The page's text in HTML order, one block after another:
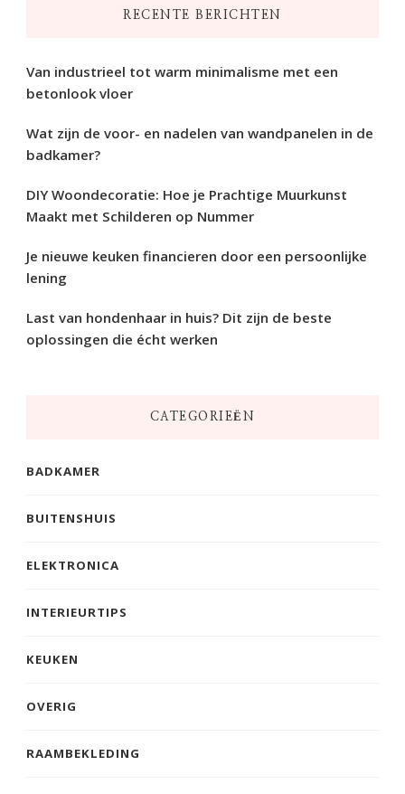
RECENTE BERICHTEN
Van industrieel tot warm minimalisme met een
betonlook vloer
Wat zijn de voor- en nadelen van wandpanelen in de
badkamer?
DIY Woondecoratie: Hoe je Prachtige Muurkunst
Maakt met Schilderen op Nummer
Je nieuwe keuken financieren door een persoonlijke
lening
Last van hondenhaar in huis? Dit zijn de beste
oplossingen die écht werken
CATEGORIEËN
BADKAMER
BUITENSHUIS
ELEKTRONICA
INTERIEURTIPS
KEUKEN
OVERIG
RAAMBEKLEDING